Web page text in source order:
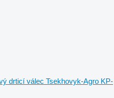
drticí válec Tsekhovyk-Agro KP-